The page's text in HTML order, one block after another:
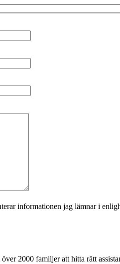
informationen jag lämnar i
2000 familjer att hitta rätt